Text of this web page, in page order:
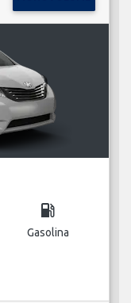
local_gas_station
Gasolina